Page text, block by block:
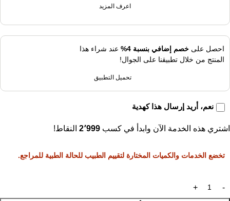
اعرف المزيد
احصل على خصم إضافي بنسبة 4%
عند شراء هذا
المنتج من خلال تطبيقنا على الجوال!
تحميل التطبيق
نعم، أريد إرسال هذا كهدية
اشتري هذه الخدمة الآن وابدأ في كسب 2٬999 النقاط!
تخضع الخدمات والكميات المختارة لتقييم الطبيب للحالة الطبية للمراجع.